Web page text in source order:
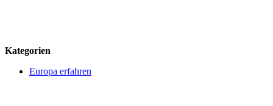
Kategorien
Europa erfahren